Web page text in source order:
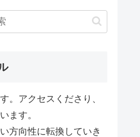
。アクセスくださり、
ます。
方向性に転換していき